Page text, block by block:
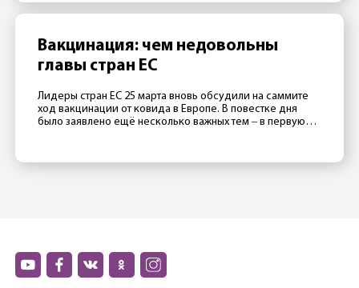
конференции запланировано на апрель. Как сообщили
Вакцинация: чем недовольны
главы стран ЕС
Лидеры стран ЕС 25 марта вновь обсудили на саммите
ход вакцинации от ковида в Европе. В повестке дня
было заявлено ещё несколько важных тем ‒ в первую
прививочной кампании. Президент Франции Эмманюэль